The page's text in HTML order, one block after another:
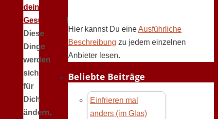
deine
Gesundheit !
Diese
Dinge
werden
sich
für
Dich
ändern,
Hier kannst Du eineAusführliche
Beschreibung zu jedem einzelnen
Anbieter lesen.
Beliebte Beiträge
Einfrieren mal
anders (im Glas)